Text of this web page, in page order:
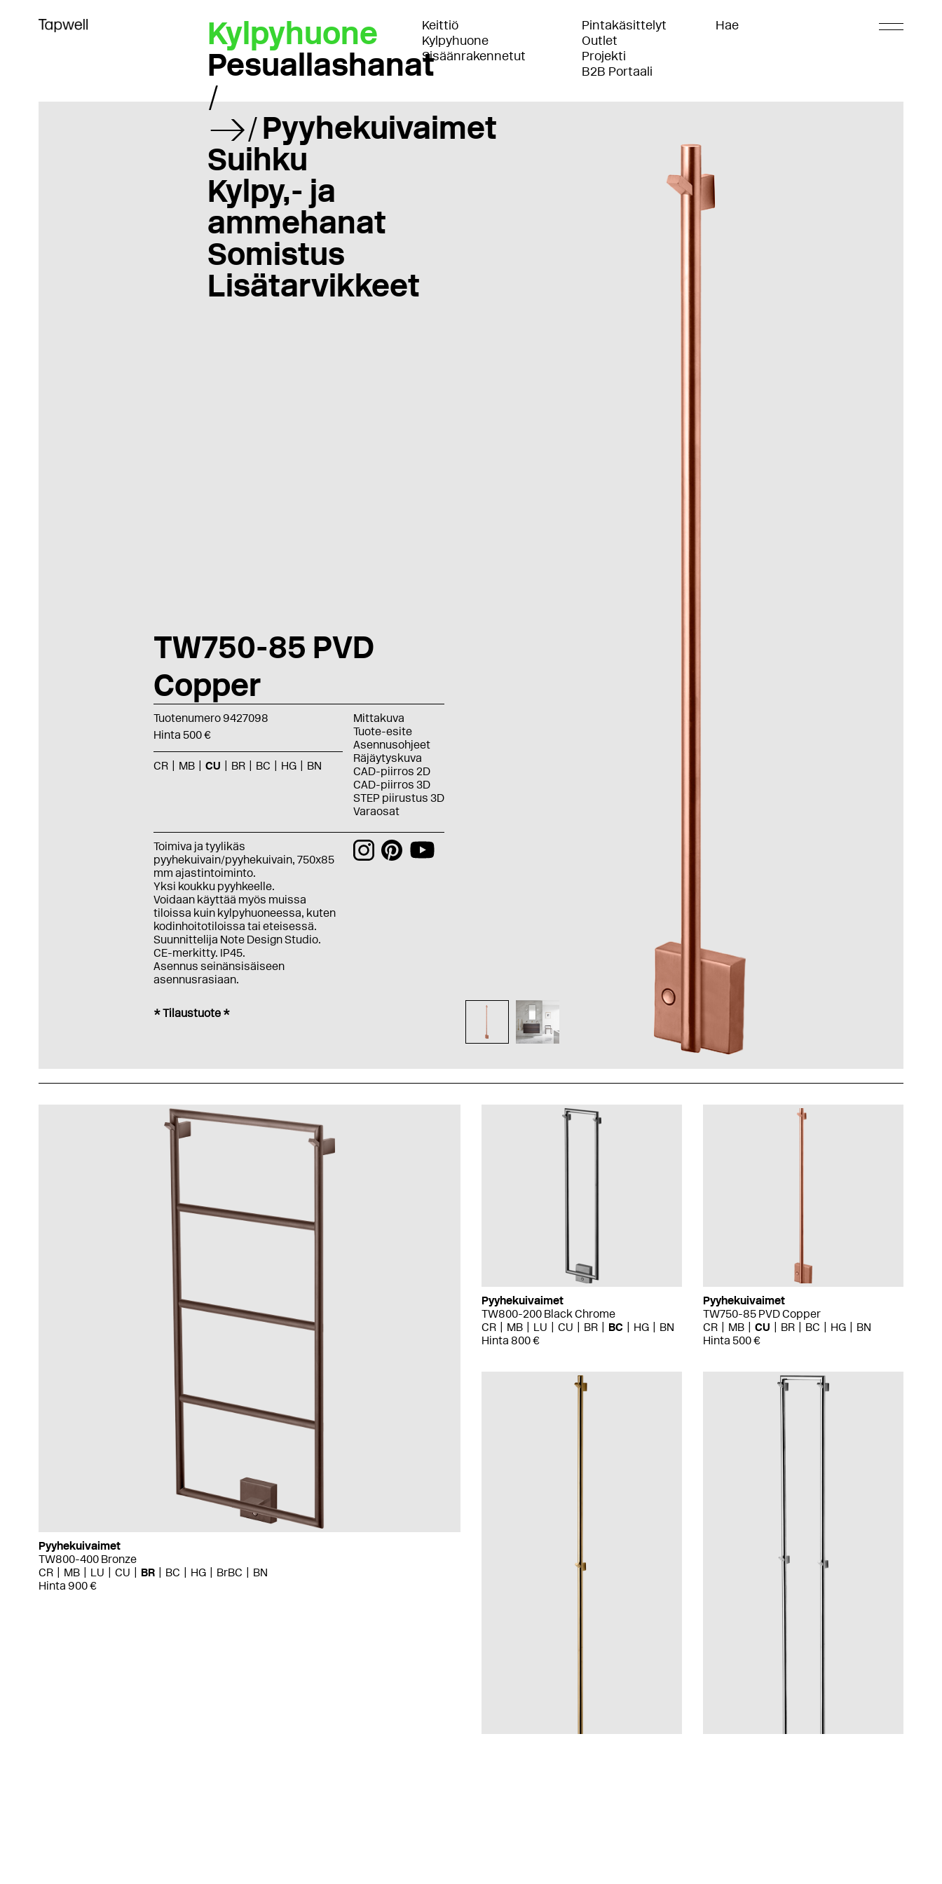
Kylpyhuone
Pesuallashanat
Pyyhekuivaimet
Suihku
Kylpy,- ja
ammehanat
Somistus
Lisätarvikkeet
Keittiö
Kylpyhuone
Sisäänrakennetut
Pintakäsittelyt
Outlet
Projekti
B2B Portaali
Hae
TW750-85 PVD
Copper
Tuotenumero 9427098
Hinta 500 €
CR MB CU BR BC HG BN
Mittakuva
Tuote-esite
Asennusohjeet
Räjäytyskuva
CAD-piirros 2D
CAD-piirros 3D
STEP piirustus 3D
Varaosat
Toimiva ja tyylikäs
pyyhekuivain/pyyhekuivain, 750x85
mm ajastintoiminto.
Yksi koukku pyyhkeelle.
Voidaan käyttää myös muissa
tiloissa kuin kylpyhuoneessa, kuten
kodinhoitotiloissa tai eteisessä.
Suunnittelija Note Design Studio.
CE-merkitty. IP45.
Asennus seinänsisäiseen
asennusrasiaan.
* Tilaustuote *
Pyyhekuivaimet
TW800-400 Bronze
CR
MB LU CU BR BC HG BrBC
BN
Hinta 900 €
Pyyhekuivaimet
TW800-200 Black Chrome
CR
MB LU CU BR BC HG
BN
Hinta 800 €
Pyyhekuivaimet
TW750-85 PVD Copper
CR
MB CU BR BC HG
BN
Hinta 500 €